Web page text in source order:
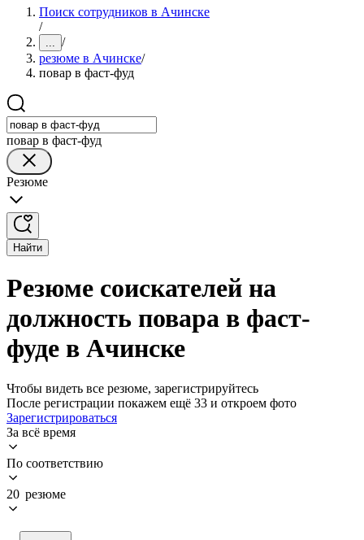
Поиск сотрудников в Ачинске
/
... /
резюме в Ачинске/
повар в фаст-фуд
повар в фаст-фуд
Резюме
Найти
Резюме соискателей на
должность повара в фаст-
фуде в Ачинске
Чтобы видеть все резюме, зарегистрируйтесь
После регистрации покажем ещё 33 и откроем фото
Зарегистрироваться
За всё время
По соответствию
20 резюме